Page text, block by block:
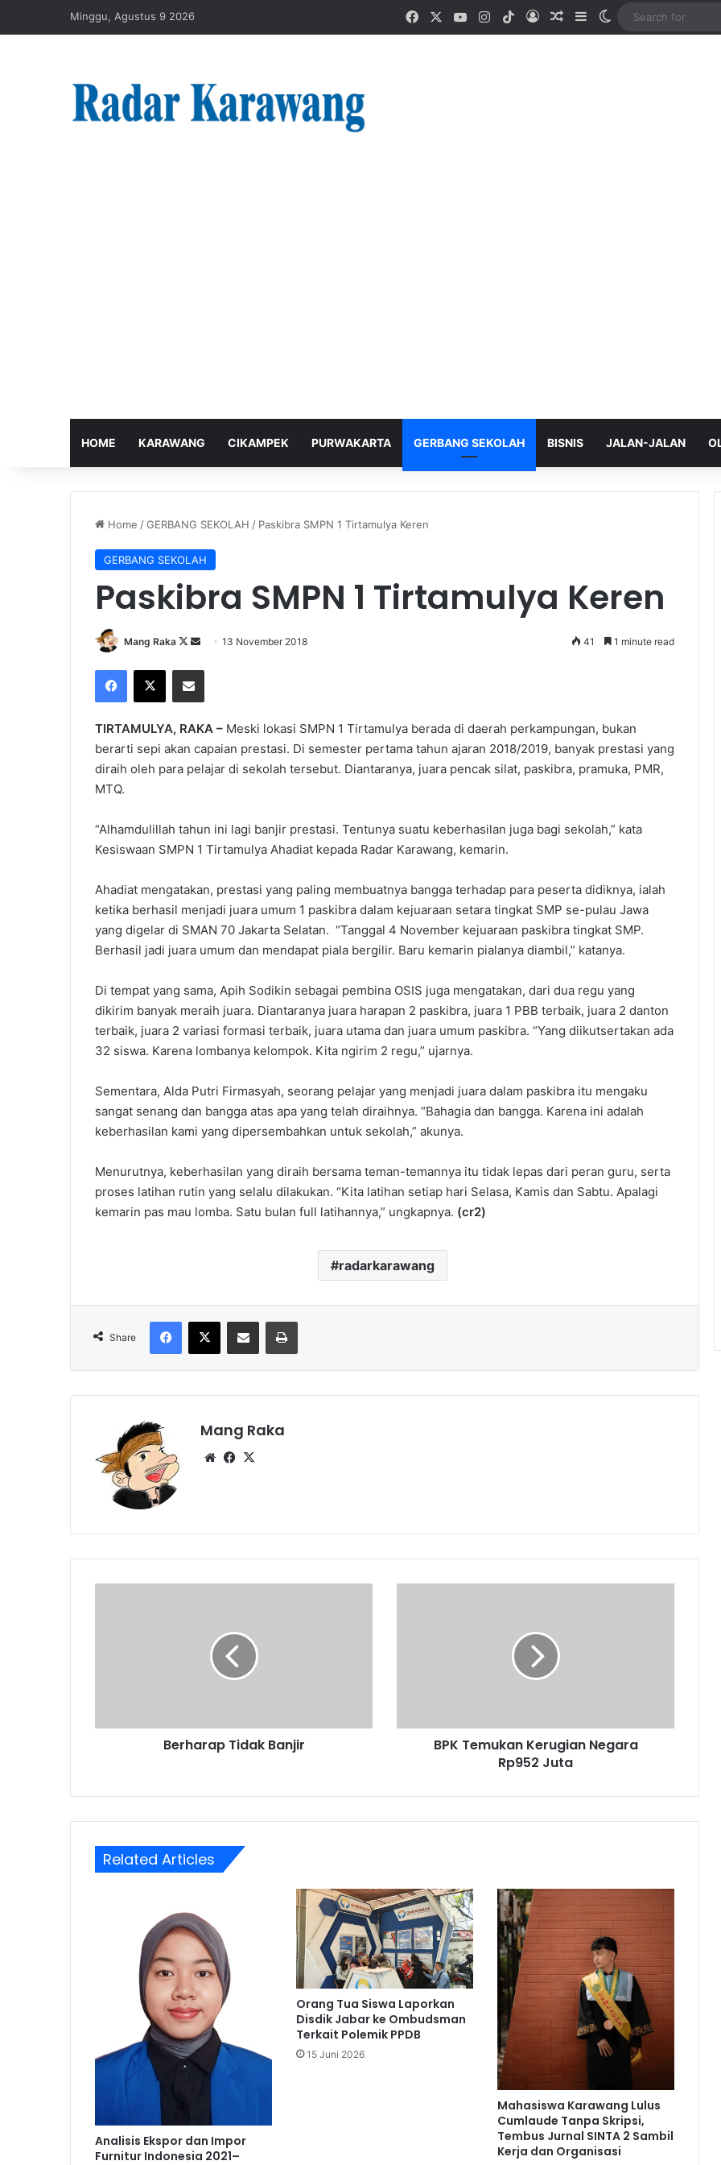
Minggu, Agustus 9 2026 FacebookYouTubeInstagram
TikTokLog InRandom Article
SidebarSwitch skin
HOME KARAWANG CIKAMPEK PURWAKARTA GERBANG SEKOLAH BISNIS JALAN-JALAN
Home /GERBANG SEKOLAH / Paskibra SMPN 1 Tirtamulya Keren
GERBANG SEKOLAH
Paskibra SMPN 1 Tirtamulya Keren
Mang Raka
Follow
X
Send13 November 2018 41 1 minute read
Facebook
X Share via Email
TIRTAMULYA, RAKA – Meski lokasi SMPN 1 Tirtamulya berada di daerah perkampungan, bukan
berarti sepi akan capaian prestasi. Di semester pertama tahun ajaran 2018/2019, banyak prestasi yang
diraih oleh para pelajar di sekolah tersebut. Diantaranya, juara pencak silat, paskibra, pramuka, PMR,
MTQ.
“Alhamdulillah tahun ini lagi banjir prestasi. Tentunya suatu keberhasilan juga bagi sekolah,” kata
Kesiswaan SMPN 1 Tirtamulya Ahadiat kepada Radar Karawang, kemarin.
Ahadiat mengatakan, prestasi yang paling membuatnya bangga terhadap para peserta didiknya, ialah
ketika berhasil menjadi juara umum 1 paskibra dalam kejuaraan setara tingkat SMP se-pulau Jawa
yang digelar di SMAN 70 Jakarta Selatan. “Tanggal 4 November kejuaraan paskibra tingkat SMP.
Berhasil jadi juara umum dan mendapat piala bergilir. Baru kemarin pialanya diambil,” katanya.
Di tempat yang sama, Apih Sodikin sebagai pembina OSIS juga mengatakan, dari dua regu yang
dikirim banyak meraih juara. Diantaranya juara harapan 2 paskibra, juara 1 PBB terbaik, juara 2 danton
terbaik, juara 2 variasi formasi terbaik, juara utama dan juara umum paskibra. “Yang diikutsertakan ada
32 siswa. Karena lombanya kelompok. Kita ngirim 2 regu,” ujarnya.
Sementara, Alda Putri Firmasyah, seorang pelajar yang menjadi juara dalam paskibra itu mengaku
sangat senang dan bangga atas apa yang telah diraihnya. “Bahagia dan bangga. Karena ini adalah
keberhasilan kami yang dipersembahkan untuk sekolah,” akunya.
Menurutnya, keberhasilan yang diraih bersama teman-temannya itu tidak lepas dari peran guru, serta
proses latihan rutin yang selalu dilakukan. “Kita latihan setiap hari Selasa, Kamis dan Sabtu. Apalagi
kemarin pas mau lomba. Satu bulan full latihannya,” ungkapnya. (cr2)
radarkarawang
Share
Facebook
X Share via Email Print
Mang Raka
WebsiteFacebook
Berharap Tidak Banjir
BPK Temukan Kerugian Negara
Rp952 Juta
Related Articles
Analisis Ekspor dan Impor
Furnitur Indonesia 2021–
Orang Tua Siswa Laporkan
Disdik Jabar ke Ombudsman
Terkait Polemik PPDB
15 Juni 2026
Mahasiswa Karawang Lulus
Cumlaude Tanpa Skripsi,
Tembus Jurnal SINTA 2 Sambil
Kerja dan Organisasi